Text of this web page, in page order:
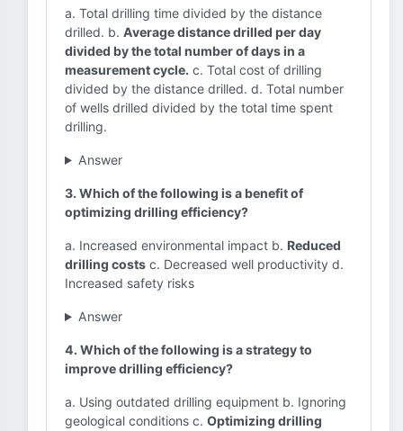
a. Total drilling time divided by the distance
drilled. b. Average distance drilled per day
divided by the total number of days in a
measurement cycle. c. Total cost of drilling
divided by the distance drilled. d. Total number
of wells drilled divided by the total time spent
drilling.
Answer
3. Which of the following is a benefit of
optimizing drilling efficiency?
a. Increased environmental impact b. Reduced
drilling costs c. Decreased well productivity d.
Increased safety risks
Answer
4. Which of the following is a strategy to
improve drilling efficiency?
a. Using outdated drilling equipment b. Ignoring
geological conditions c. Optimizing drilling